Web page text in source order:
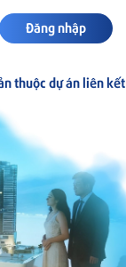
Đăng nhập
thuộc dự án liên kết